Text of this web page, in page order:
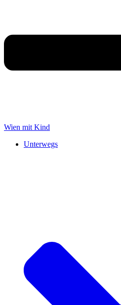
Wien mit Kind
Unterwegs